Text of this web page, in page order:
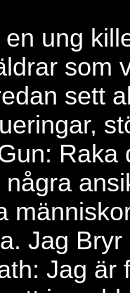
en ung
som
sett
Raka
några
Jag
Jag är